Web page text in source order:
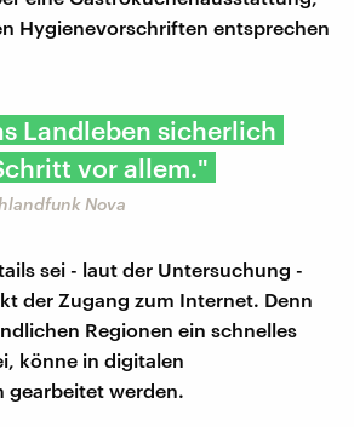
Hygienevorschriften entsprechen
Landleben sicherlich
vor allem."
Nova
sei - laut der Untersuchung -
der Zugang zum Internet. Denn
Regionen ein schnelles
könne in digitalen
gearbeitet werden.